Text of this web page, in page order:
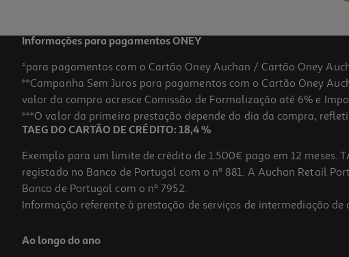
Informações para pagamentos ONEY
*para pagamentos com o Cartão Oney Auchan / Cartão Oney
**Campanha Sem Juros para pagamentos com o Cartão Oney
valor da compra acresce Comissão de Formalização até 6% e
***O valor da primeira prestação depende do dia da compra,
TAEG DO CARTÃO DE CRÉDITO: 18,4 %
Exemplo para um limite de crédito de 1.500€ pago em 12 meses.
registado no Banco de Portugal com o nº 881. A Auchan Retail
Banco de Portugal com o nº 7952.
Informação referente à prestação de serviços de intermediação de
Ao longo do ano